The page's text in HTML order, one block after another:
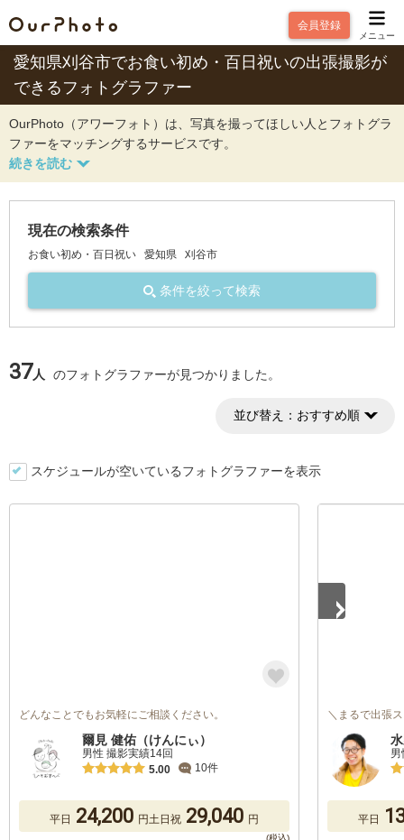
会員登録
メニュー
愛知県刈谷市でお食い初め・百日祝いの出張撮影が
できるフォトグラファー
OurPhoto（アワーフォト）は、写真を撮ってほしい人とフォトグラ
ファーをマッチングするサービスです。
現在の検索条件
お食い初め・百日祝い 愛知県 刈谷市
条件を絞って検索
37人 のフォトグラファーが見つかりました。
並び替え： おすすめ順
スケジュールが空いているフォトグラファーを表示
どんなことでもお気軽にご相談ください。
爾見 健佑（けんにぃ）
男性 撮影実績14回
5.00
10件
平日 24,200 円土日祝 29,040 円
＼まるで出張
平日